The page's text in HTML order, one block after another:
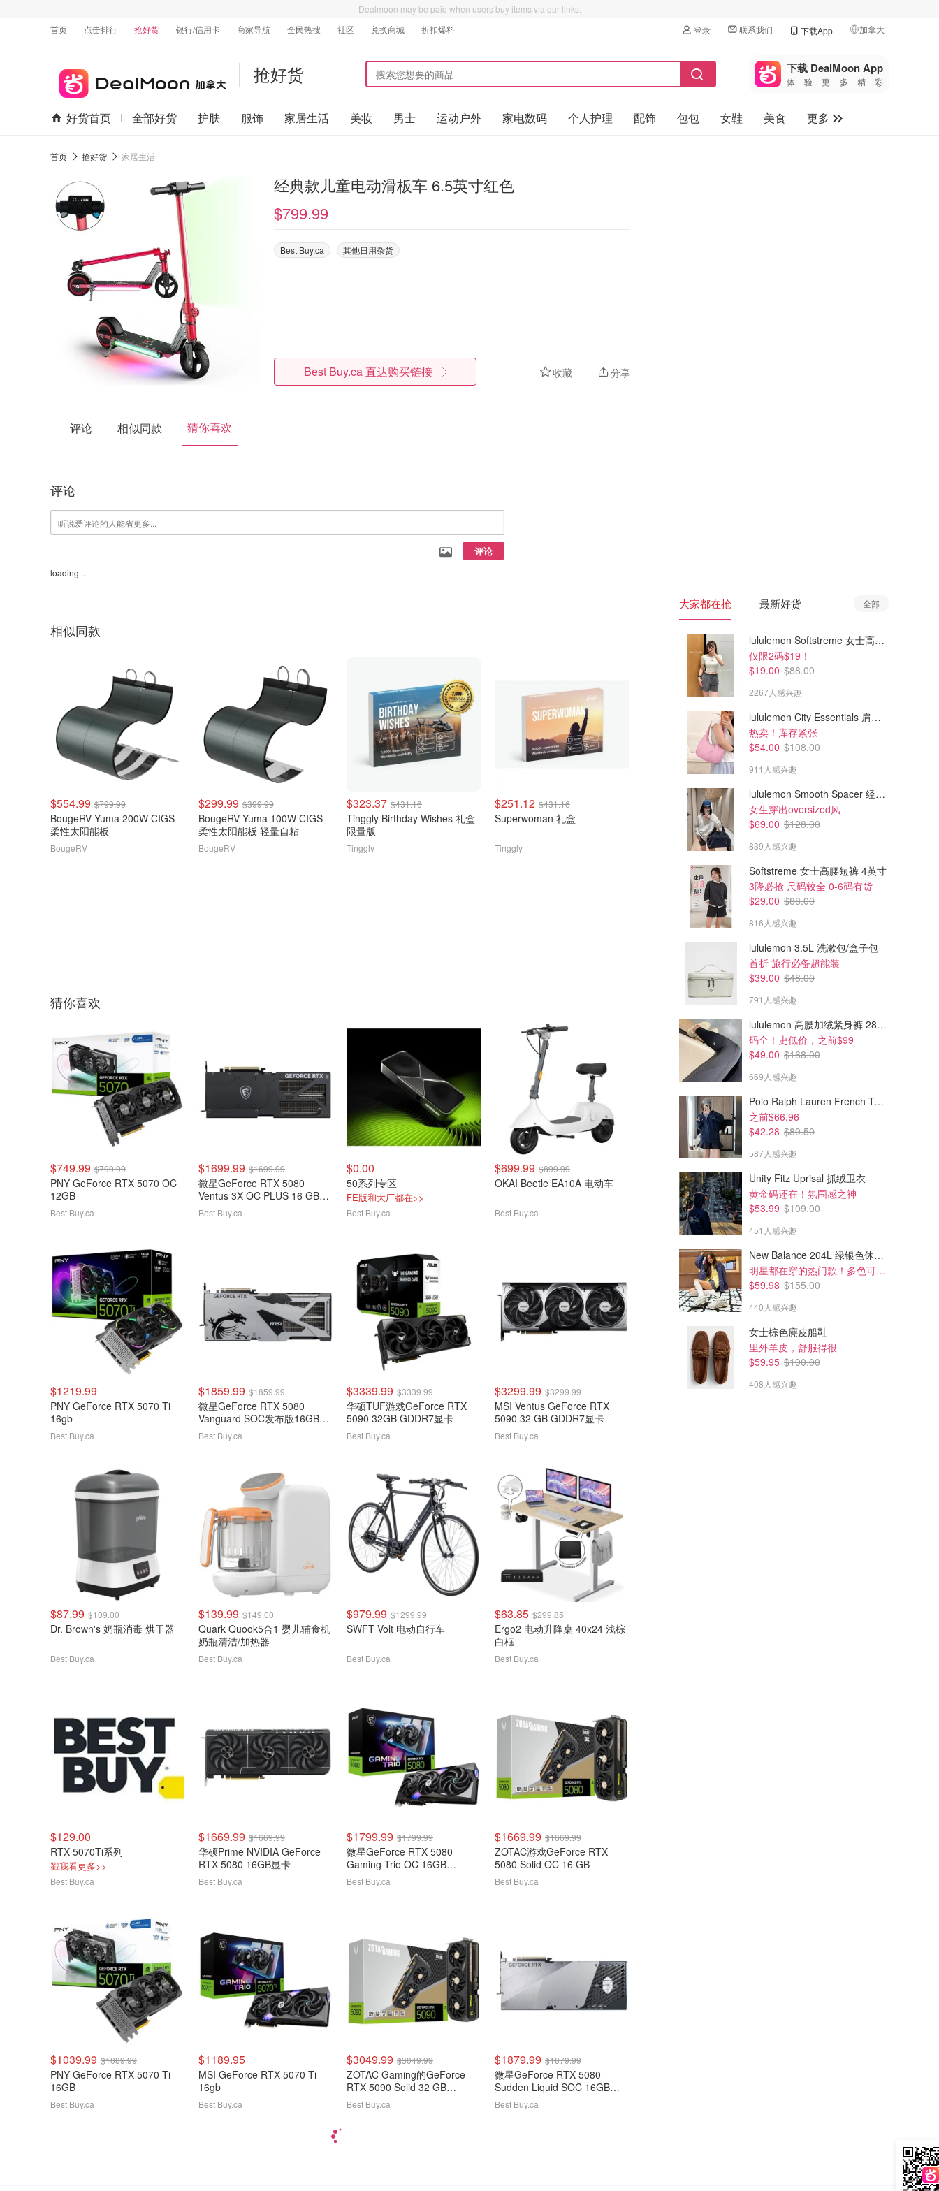
Dealmoon may be paid when users buy items via our links.
首页
点击排行 抢好货 银行/信用卡 商家导航 全民热搜 社区 兑换商城 折扣爆料 登录 联系我们 下载App 加拿大
🇺🇸
美国
🇨🇳中国
🇨🇦加拿大
抢好货 下载 DealMoon App
体验更多精彩
好货首页 全部好货 护肤 服饰 家居生活 美妆 男士 运动户外 家电数码 个人护理 配饰 包包 女鞋 美食
更多
首页 抢好货 家居生活
经典款儿童电动滑板车 6.5英寸红色
$799.99
Best Buy.ca 其他日用杂货
收藏 分享
Best Buy.ca 直达购买链接
评论 相似同款 猜你喜欢
评论
评论
loading...
相似同款
$554.99 $799.99
BougeRV Yuma 200W CIGS
柔性太阳能板
BougeRV
$299.99 $399.99
BougeRV Yuma 100W CIGS
柔性太阳能板 轻量自粘
BougeRV
$323.37 $431.16
Tinggly Birthday Wishes 礼盒
限量版
Tinggly
$251.12 $431.16
Superwoman 礼盒
Tinggly
$157.18
Thank You, Mom 贺卡
比鲜花、礼盒更有心意
$16.99
Romatico 8插座+4充电口 浪涌
保护插线板
amazon.ca
猜你喜欢
$749.99 $799.99
PNY GeForce RTX 5070 OC
12GB
Best Buy.ca
$1699.99 $1699.99
微星GeForce RTX 5080
Ventus 3X OC PLUS 16 GB
GDDR7视频卡
Best Buy.ca
$0.00
50系列专区
FE版和大厂都在>>
Best Buy.ca
$699.99 $899.99
OKAI Beetle EA10A 电动车
Best Buy.ca
$1219.99
PNY GeForce RTX 5070 Ti
16gb
Best Buy.ca
$1859.99 $1859.99
微星GeForce RTX 5080
Vanguard SOC发布版16GB
GDDR7显卡
Best Buy.ca
$3339.99 $3339.99
华硕TUF游戏GeForce RTX
5090 32GB GDDR7显卡
Best Buy.ca
$3299.99 $3299.99
MSI Ventus GeForce RTX
5090 32 GB GDDR7显卡
Best Buy.ca
$87.99 $109.00
Dr. Brown's 奶瓶消毒 烘干器
Best Buy.ca
$139.99 $149.00
Quark Quook5合1 婴儿辅食机
奶瓶清洁/加热器
Best Buy.ca
$979.99 $1299.99
SWFT Volt 电动自行车
Best Buy.ca
$63.85 $299.85
Ergo2 电动升降桌 40x24 浅棕
白框
Best Buy.ca
$129.00
RTX 5070Ti系列
戳我看更多>>
Best Buy.ca
$1669.99 $1669.99
华硕Prime NVIDIA GeForce
RTX 5080 16GB显卡
Best Buy.ca
$1799.99 $1799.99
微星GeForce RTX 5080
Gaming Trio OC 16GB
GDDR7显卡
Best Buy.ca
$1669.99 $1669.99
ZOTAC游戏GeForce RTX
5080 Solid OC 16 GB
Best Buy.ca
$1039.99 $1089.99
PNY GeForce RTX 5070 Ti
16GB
Best Buy.ca
$1189.95
MSI GeForce RTX 5070 Ti
16gb
Best Buy.ca
$3049.99 $3049.99
ZOTAC Gaming的GeForce
RTX 5090 Solid 32 GB
GDDR7视频卡
Best Buy.ca
$1879.99 $1879.99
微星GeForce RTX 5080
Sudden Liquid SOC 16GB
GDDR7显卡
Best Buy.ca
大家都在抢 最新好货 全部
lululemon Softstreme 女士高腰短裤 10cm
仅限2码$19！
$19.00 $88.00
2267人感兴趣
lululemon City Essentials 肩背包 4L
热卖！库存紧张
$54.00 $108.00
911人感兴趣
lululemon Smooth Spacer 经典卫衣
女生穿出oversized风
$69.00 $128.00
839人感兴趣
Softstreme 女士高腰短裤 4英寸
3降必抢 尺码较全 0-6码有货
$29.00 $88.00
816人感兴趣
lululemon 3.5L 洗漱包/盒子包
首折 旅行必备超能装
$39.00 $48.00
791人感兴趣
lululemon 高腰加绒紧身裤 28"≈71cm 5个口袋
码全！史低价，之前$99
$49.00 $168.00
669人感兴趣
Polo Ralph Lauren French Terry 女童连帽卫衣 7-16码
之前$66.96
$42.28 $89.50
587人感兴趣
Unity Fitz Uprisal 抓绒卫衣
黄金码还在！氛围感之神
$53.99 $109.00
451人感兴趣
New Balance 204L 绿银色休闲鞋
明星都在穿的热门款！多色可选 3.8折
$59.98 $155.00
440人感兴趣
女士棕色麂皮船鞋
里外羊皮，舒服得很
$59.95 $190.00
408人感兴趣